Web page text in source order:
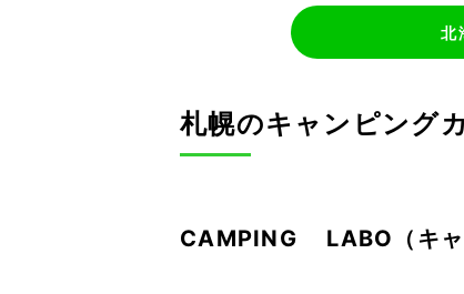
北
札幌のキャンピング
CAMPING LABO（キャ